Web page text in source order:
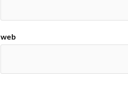
web